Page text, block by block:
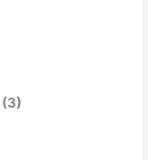
(3)